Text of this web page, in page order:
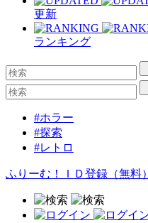
更新
ランキング
#ホラー
#探索
#レトロ
ふりーむ！ＩＤ登録（無料）